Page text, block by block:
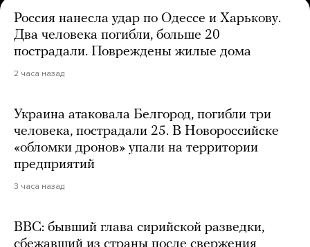
Россия нанесла удар по Одессе и Харькову.
Два человека погибли, больше 20
пострадали. Повреждены жилые дома
2 часа назад
Украина атаковала Белгород, погибли три
человека, пострадали 25. В Новороссийске
«обломки дронов» упали на территории
предприятий
3 часа назад
BBC: бывший глава сирийской разведки,